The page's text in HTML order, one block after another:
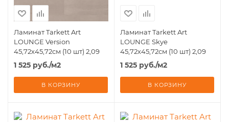
Ламинат Tarkett Art
LOUNGE Version
45,72х45,72см (10 шт) 2,09
1 525 руб./м2
В КОРЗИНУ
Ламинат Tarkett Art
LOUNGE Skye
45,72х45,72см (10 шт) 2,09
1 525 руб./м2
В КОРЗИНУ